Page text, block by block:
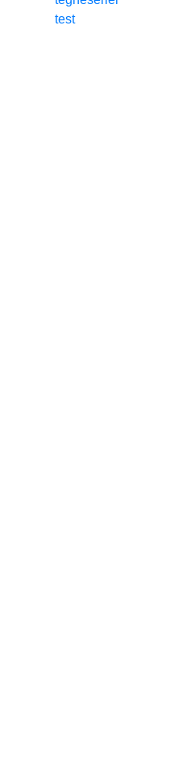
test